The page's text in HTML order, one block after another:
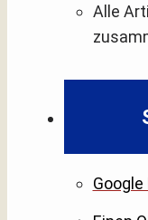
Alle